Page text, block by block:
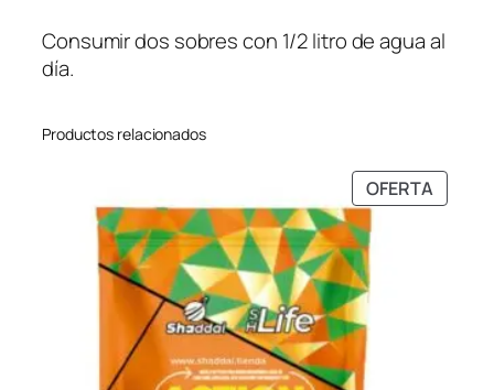
Consumir dos sobres con 1/2 litro de agua al
día.
Productos relacionados
OFERTA
EN